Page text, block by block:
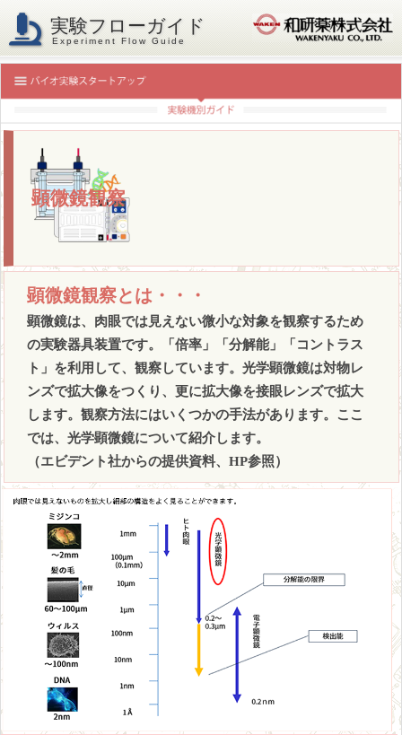
実験フローガイド
Experiment Flow Guide
顕微鏡観察
顕微鏡観察とは・・・
顕微鏡は、肉眼では見えない微小な対象を観察するため
の実験器具装置です。「倍率」「分解能」「コントラス
ト」を利用して、観察しています。光学顕微鏡は対物レ
ンズで拡大像をつくり、更に拡大像を接眼レンズで拡大
します。観察方法にはいくつかの手法があります。ここ
では、光学顕微鏡について紹介します。
（エビデント社からの提供資料、HP参照）